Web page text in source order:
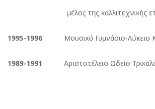
μέλος της
1995-1996 Μουσικό Γυμνάσιο-Λύκειο
1989-1991 Αριστοτέλειο Ωδείο